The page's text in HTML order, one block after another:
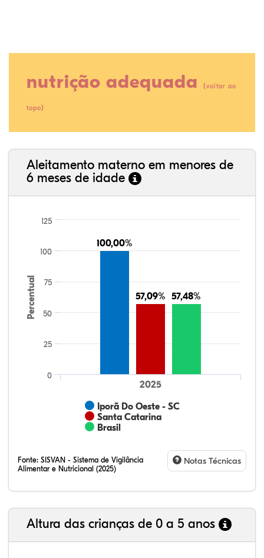
nutrição adequada (voltar ao
topo)
Aleitamento materno em menores de
6 meses de idade
Percentual
100,00%
100,00%
57,09%
57,09% 57,48%
57,48%
Iporã Do Oeste - SC
Santa Catarina
Brasil
2025
0
25
50
75
100
125
Fonte: SISVAN - Sistema de Vigilância
Alimentar e Nutricional (2025)
Notas Técnicas
Altura das crianças de 0 a 5 anos